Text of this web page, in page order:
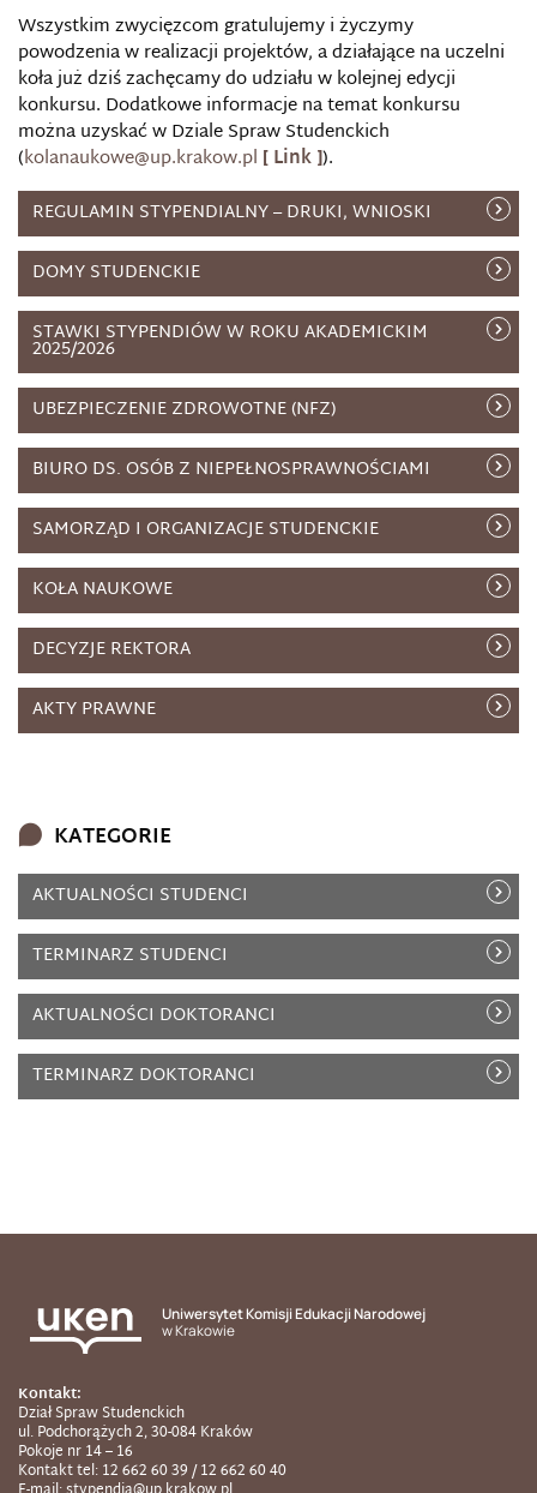
Wszystkim zwycięzcom gratulujemy i życzymy
powodzenia w realizacji projektów, a działające na uczelni
koła już dziś zachęcamy do udziału w kolejnej edycji
konkursu. Dodatkowe informacje na temat konkursu
można uzyskać w Dziale Spraw Studenckich
(kolanaukowe@up.krakow.pl
).
REGULAMIN STYPENDIALNY – DRUKI, WNIOSKI
DOMY STUDENCKIE
STAWKI STYPENDIÓW W ROKU AKADEMICKIM
2025/2026
UBEZPIECZENIE ZDROWOTNE (NFZ)
BIURO DS. OSÓB Z NIEPEŁNOSPRAWNOŚCIAMI
SAMORZĄD I ORGANIZACJE STUDENCKIE
KOŁA NAUKOWE
DECYZJE REKTORA
AKTY PRAWNE
KATEGORIE
AKTUALNOŚCI STUDENCI
TERMINARZ STUDENCI
AKTUALNOŚCI DOKTORANCI
TERMINARZ DOKTORANCI
Uniwersytet Komisji Edukacji Narodowej
w Krakowie
Kontakt:
Dział Spraw Studenckich
ul. Podchorążych 2, 30-084 Kraków
Pokoje nr 14 – 16
Kontakt tel: 12 662 60 39 / 12 662 60 40